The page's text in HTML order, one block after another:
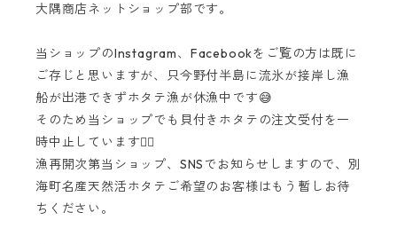
大隅商店ネットショップ部です。
当ショップのInstagram、Facebookをご覧の方は既に
ご存じと思いますが、只今野付半島に流氷が接岸し漁
船が出港できずホタテ漁が休漁中です😅
そのため当ショップでも貝付きホタテの注文受付を一
時中止しています🙇‍♂️
漁再開次第当ショップ、SNSでお知らせしますので、別
海町名産天然活ホタテご希望のお客様はもう暫しお待
ちください。